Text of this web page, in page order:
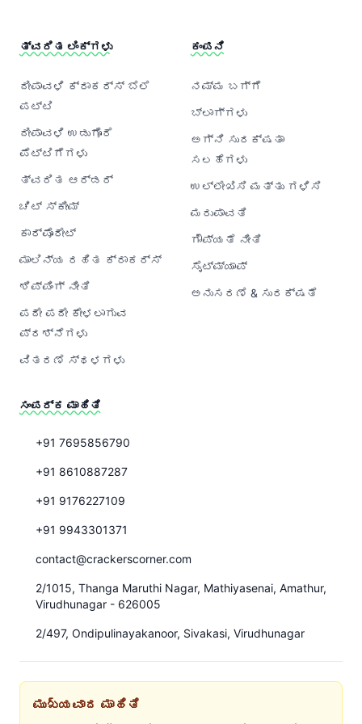
ತ್ವರಿತ ಲಿಂಕ್‌ಗಳು
ದೀಪಾವಳಿ ಕ್ರಾಕರ್‌ಸ್ ಬೆಲೆ
ಪಟ್ಟಿ
ದೀಪಾವಳಿ ಉಡುಗೊರೆ
ಪೆಟ್ಟಿಗೆಗಳು
ತ್ವರಿತ ಆರ್ಡರ್
ಚಿಟ್ ಸ್ಕೀಮ್
ಕಾರ್ಪೊರೇಟ್
ಮಾಲಿನ್ಯ ರಹಿತ ಕ್ರಾಕರ್‌ಸ್
ಶಿಪ್ಪಿಂಗ್ ನೀತಿ
ಪದೇ ಪದೇ ಕೇಳಲಾಗುವ
ಪ್ರಶ್ನೆಗಳು
ವಿತರಣೆ ಸ್ಥಳಗಳು
ಕಂಪನಿ
ನಮ್ಮ ಬಗ್ಗೆ
ಬ್ಲಾಗ್‌ಗಳು
ಅಗ್ನಿ ಸುರಕ್ಷತಾ
ಸಲಹೆಗಳು
ಉಲ್ಲೇಖಿಸಿ ಮತ್ತು ಗಳಿಸಿ
ಮರುಪಾವತಿ
ಗೌಪ್ಯತೆ ನೀತಿ
ಸೈಟ್‌ಮ್ಯಾಪ್
ಅನುಸರಣೆ & ಸುರಕ್ಷತೆ
ಸಂಪರ್ಕ ಮಾಹಿತಿ
+91 7695856790
+91 8610887287
+91 9176227109
+91 9943301371
contact@crackerscorner.com
2/1015, Thanga Maruthi Nagar, Mathiyasenai, Amathur,
Virudhunagar - 626005
2/497, Ondipulinayakanoor, Sivakasi, Virudhunagar
ಮುಖ్ಯವಾದ ಮಾಹಿತಿ